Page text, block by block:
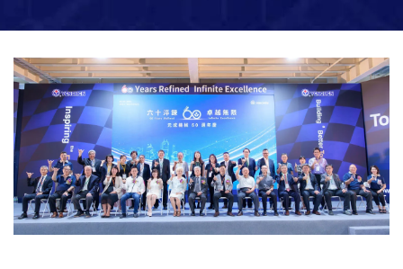
والتعقيم - معدات تصنيع
الأدوية | YENCHEN